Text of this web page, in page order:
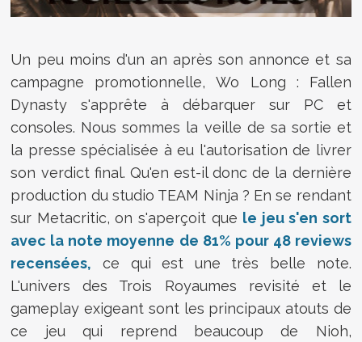
Un peu moins d'un an après son annonce et sa
campagne promotionnelle, Wo Long : Fallen
Dynasty s'apprête à débarquer sur PC et
consoles. Nous sommes la veille de sa sortie et
la presse spécialisée à eu l'autorisation de livrer
son verdict final. Qu'en est-il donc de la dernière
production du studio TEAM Ninja ? En se rendant
sur Metacritic, on s'aperçoit que le jeu s'en sort
avec la note moyenne de 81% pour 48 reviews
recensées, ce qui est une très belle note.
L'univers des Trois Royaumes revisité et le
gameplay exigeant sont les principaux atouts de
ce jeu qui reprend beaucoup de Nioh,